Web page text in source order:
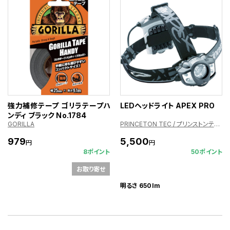
強力補修テープ ゴリラテープハ
ンディ ブラック No.1784
GORILLA
979円
8ポイント
お取り寄せ
LEDヘッドライト APEX PRO
PRINCETON TEC / プリンストンテック
5,500円
50ポイント
明るさ 650lm